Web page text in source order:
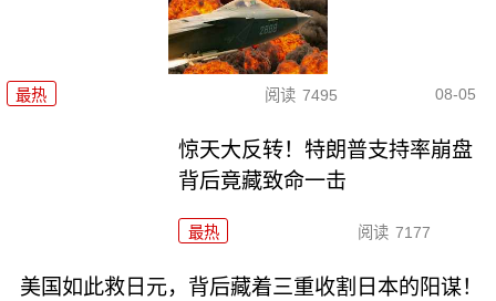
最热 阅读 7495 08-05
惊天大反转！特朗普支持率崩盘
背后竟藏致命一击
最热 阅读 7177
美国如此救日元，背后藏着三重收割日本的阳谋！